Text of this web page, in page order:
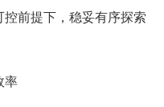
前提下，稳妥有序探索
率